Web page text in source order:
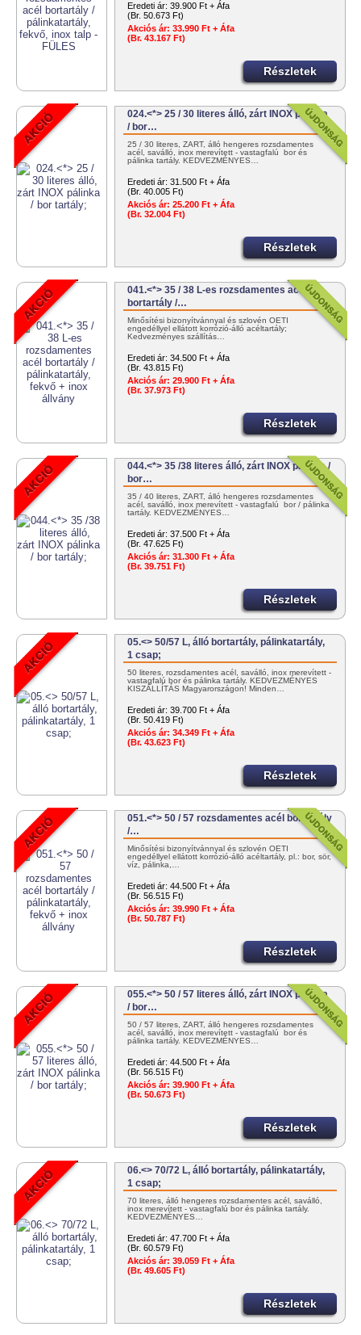
Eredeti ár: 39.900 Ft + Áfa
(Br. 50.673 Ft)
Akciós ár: 33.990 Ft + Áfa
(Br. 43.167 Ft)
Részletek
024.<*> 25 / 30 literes álló, zárt INOX pálinka
/ bor…
25 / 30 literes, ZÁRT, álló hengeres rozsdamentes
acél, saválló, inox merevített - vastagfalú bor és
pálinka tartály. KEDVEZMÉNYES…
Eredeti ár: 31.500 Ft + Áfa
(Br. 40.005 Ft)
Akciós ár: 25.200 Ft + Áfa
(Br. 32.004 Ft)
Részletek
041.<*> 35 / 38 L-es rozsdamentes acél
bortartály /…
Minősítési bizonyítvánnyal és szlovén OÉTI
engedéllyel ellátott korrózió-álló acéltartály;
Kedvezményes szállítás…
Eredeti ár: 34.500 Ft + Áfa
(Br. 43.815 Ft)
Akciós ár: 29.900 Ft + Áfa
(Br. 37.973 Ft)
Részletek
044.<*> 35 /38 literes álló, zárt INOX pálinka /
bor…
35 / 40 literes, ZÁRT, álló hengeres rozsdamentes
acél, saválló, inox merevített - vastagfalú bor / pálinka
tartály. KEDVEZMÉNYES…
Eredeti ár: 37.500 Ft + Áfa
(Br. 47.625 Ft)
Akciós ár: 31.300 Ft + Áfa
(Br. 39.751 Ft)
Részletek
05.<> 50/57 L, álló bortartály, pálinkatartály,
1 csap;
50 literes, rozsdamentes acél, saválló, inox merevített -
vastagfalú bor és pálinka tartály. KEDVEZMÉNYES
KISZÁLLÍTÁS Magyarországon! Minden…
Eredeti ár: 39.700 Ft + Áfa
(Br. 50.419 Ft)
Akciós ár: 34.349 Ft + Áfa
(Br. 43.623 Ft)
Részletek
051.<*> 50 / 57 rozsdamentes acél bortartály
/…
Minősítési bizonyítvánnyal és szlovén OÉTI
engedéllyel ellátott korrózió-álló acéltartály, pl.: bor, sör,
víz, pálinka,…
Eredeti ár: 44.500 Ft + Áfa
(Br. 56.515 Ft)
Akciós ár: 39.990 Ft + Áfa
(Br. 50.787 Ft)
Részletek
055.<*> 50 / 57 literes álló, zárt INOX pálinka
/ bor…
50 / 57 literes, ZÁRT, álló hengeres rozsdamentes
acél, saválló, inox merevített - vastagfalú bor és
pálinka tartály. KEDVEZMÉNYES…
Eredeti ár: 44.500 Ft + Áfa
(Br. 56.515 Ft)
Akciós ár: 39.900 Ft + Áfa
(Br. 50.673 Ft)
Részletek
06.<> 70/72 L, álló bortartály, pálinkatartály,
1 csap;
70 literes, álló hengeres rozsdamentes acél, saválló,
inox merevített - vastagfalú bor és pálinka tartály.
KEDVEZMÉNYES…
Eredeti ár: 47.700 Ft + Áfa
(Br. 60.579 Ft)
Akciós ár: 39.059 Ft + Áfa
(Br. 49.605 Ft)
Részletek